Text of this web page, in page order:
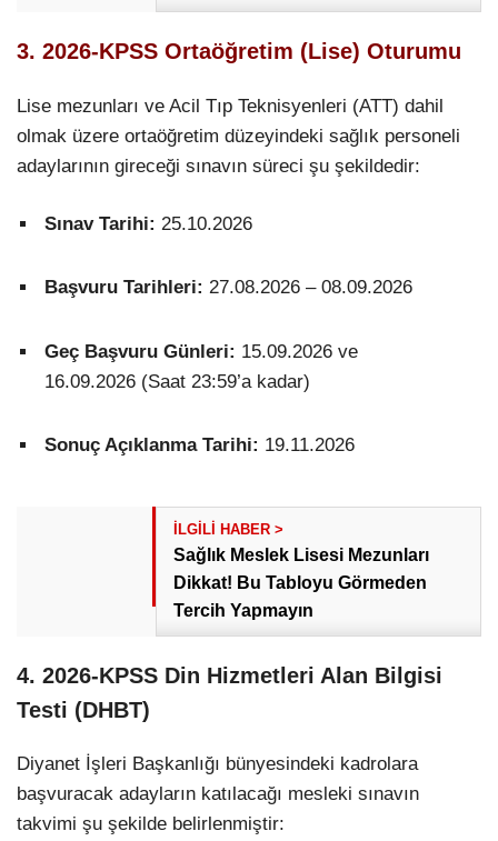
3. 2026-KPSS Ortaöğretim (Lise) Oturumu
Lise mezunları ve Acil Tıp Teknisyenleri (ATT) dahil
olmak üzere ortaöğretim düzeyindeki sağlık personeli
adaylarının gireceği sınavın süreci şu şekildedir:
Sınav Tarihi: 25.10.2026
Başvuru Tarihleri: 27.08.2026 – 08.09.2026
Geç Başvuru Günleri: 15.09.2026 ve
16.09.2026 (Saat 23:59’a kadar)
Sonuç Açıklanma Tarihi: 19.11.2026
Sağlık Meslek Lisesi Mezunları
Dikkat! Bu Tabloyu Görmeden
Tercih Yapmayın
4. 2026-KPSS Din Hizmetleri Alan Bilgisi
Testi (DHBT)
Diyanet İşleri Başkanlığı bünyesindeki kadrolara
başvuracak adayların katılacağı mesleki sınavın
takvimi şu şekilde belirlenmiştir: